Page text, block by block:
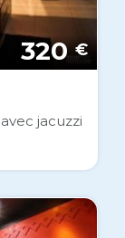
320 €
jacuzzi